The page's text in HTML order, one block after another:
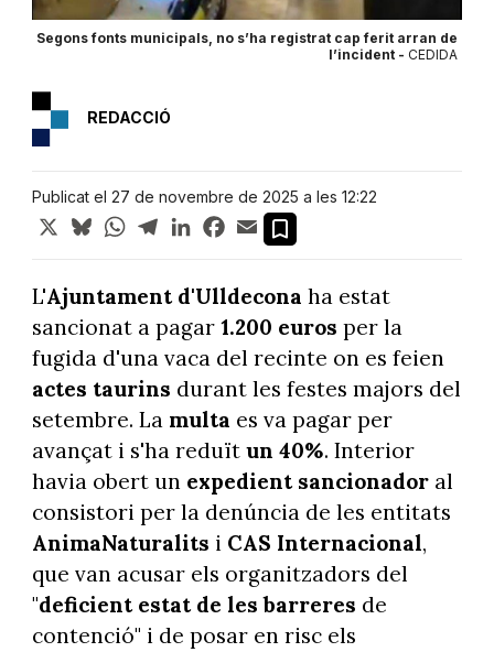
Segons fonts municipals, no s’ha registrat cap ferit arran de
l’incident - CEDIDA
REDACCIÓ
Publicat el 27 de novembre de 2025 a les 12:22
X BlueskyWhatsApp
TelegramLinkedInFacebook
Email
L'Ajuntament d'Ulldecona ha estat
sancionat a pagar 1.200 euros per la
fugida d'una vaca del recinte on es feien
actes taurins durant les festes majors del
setembre. La multa es va pagar per
avançat i s'ha reduït un 40%. Interior
havia obert un expedient sancionadoral
consistori per la denúncia de les entitats
AnimaNaturalits i CAS Internacional,
que van acusar els organitzadors del
"deficient estat de les barreres de
contenció" i de posar en risc els